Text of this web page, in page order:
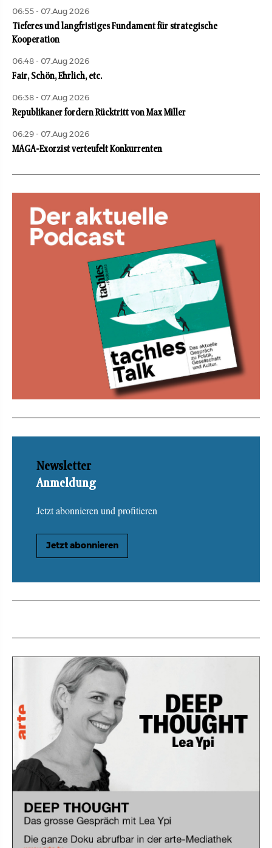
06:55 - 07.Aug 2026
Tieferes und langfristiges Fundament für strategische
Kooperation
06:48 - 07.Aug 2026
Fair, Schön, Ehrlich, etc.
06:38 - 07.Aug 2026
Republikaner fordern Rücktritt von Max Miller
06:29 - 07.Aug 2026
MAGA-Exorzist verteufelt Konkurrenten
Newsletter
Anmeldung
Jetzt abonnieren und profitieren
Jetzt abonnieren